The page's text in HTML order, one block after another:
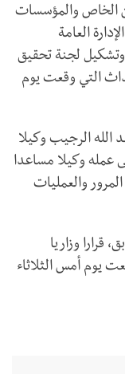
الخاص والمؤسسات
العامة
وتشكيل لجنة تحقيق
التي وقعت يوم
الرجيب وكيلا
عمله وكيلا مساعدا
والعمليات
قرارا وزاريا
يوم أمس الثلاثاء